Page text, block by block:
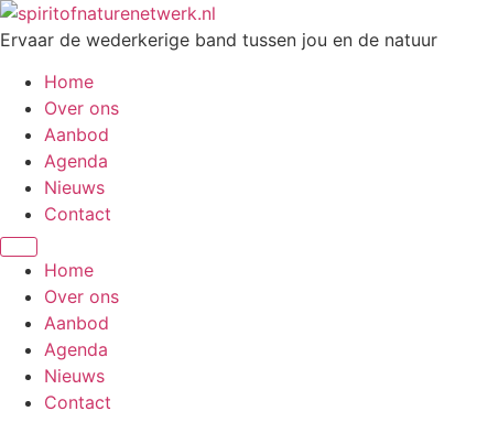
Ga
naar
inhoud
Ervaar de wederkerige band tussen jou en de natuur​
Home
Over ons
Aanbod
Agenda
Nieuws
Contact
Home
Over ons
Aanbod
Agenda
Nieuws
Contact